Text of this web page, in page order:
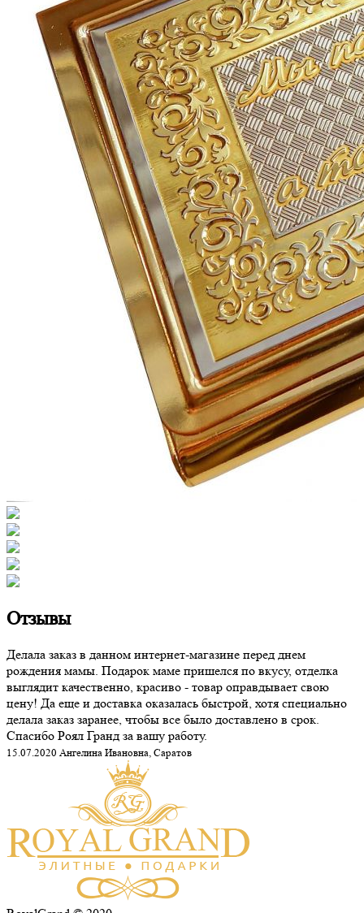
Отзывы
Делала заказ в данном интернет-магазине перед днем
рождения мамы. Подарок маме пришелся по вкусу, отделка
выглядит качественно, красиво - товар оправдывает свою
цену! Да еще и доставка оказалась быстрой, хотя специально
делала заказ заранее, чтобы все было доставлено в срок.
Спасибо Роял Гранд за вашу работу.
15.07.2020 Ангелина Ивановна, Саратов